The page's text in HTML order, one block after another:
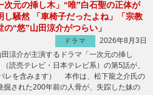
次元の挿し木」“唯”白石聖の正体が
し騒然 「車椅子だったよね」「宗教
の“悠”山田涼介がつらい」
ドラマ
2026年8月3日
涼介が主演するドラマ「一次元の挿し
読売テレビ・日本テレビ系）の第5話が、
レを含みます） 本作は、松下龍之介氏の
掘された200年前の人骨が、失踪した妹の